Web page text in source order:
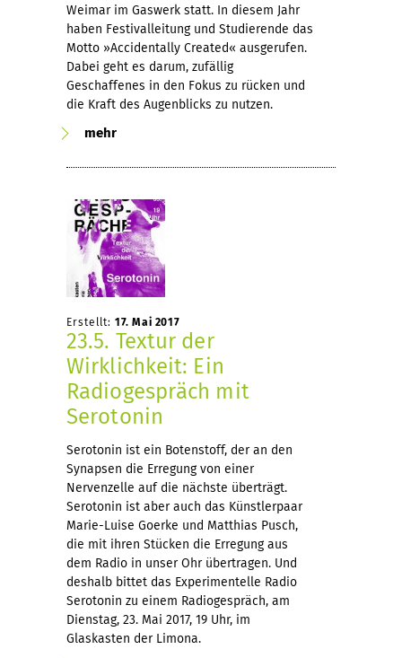
Weimar im Gaswerk statt. In diesem Jahr
haben Festivalleitung und Studierende das
Motto »Accidentally Created« ausgerufen.
Dabei geht es darum, zufällig
Geschaffenes in den Fokus zu rücken und
die Kraft des Augenblicks zu nutzen.
mehr
Erstellt: 17. Mai 2017
23.5. Textur der
Wirklichkeit: Ein
Radiogespräch mit
Serotonin
Serotonin ist ein Botenstoff, der an den
Synapsen die Erregung von einer
Nervenzelle auf die nächste überträgt.
Serotonin ist aber auch das Künstlerpaar
Marie-Luise Goerke und Matthias Pusch,
die mit ihren Stücken die Erregung aus
dem Radio in unser Ohr übertragen. Und
deshalb bittet das Experimentelle Radio
Serotonin zu einem Radiogespräch, am
Dienstag, 23. Mai 2017, 19 Uhr, im
Glaskasten der Limona.